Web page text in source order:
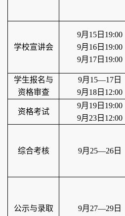
学校宣讲会
9月15日19:00
9月16日19:00
9月17日19:00
学生报名与
资格审查
9月15—17日
9月18日 12:00
资格考试
9月19日19:00
9月23日12:00
综合考核 9月25—26日
公示与录取 9月27—29日